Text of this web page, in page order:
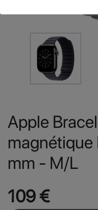
Apple
mm - M/L
109 €